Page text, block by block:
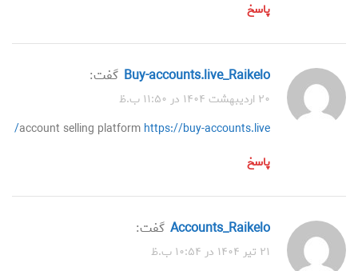
پاسخ
buy-accounts.live_Raikelo گفت:
۲۰ اردیبهشت ۱۴۰۴ در ۱۱:۵۰ ب.ظ
account selling platform https://buy-accounts.live/
پاسخ
accounts_Raikelo گفت:
۲۱ تیر ۱۴۰۴ در ۱۰:۵۴ ب.ظ